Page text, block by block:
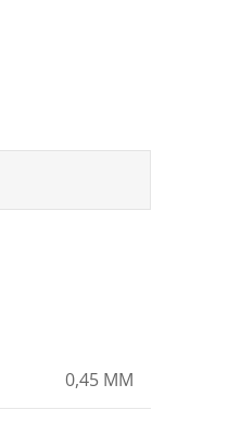
0,45 MM